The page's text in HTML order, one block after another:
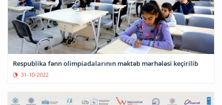
Respublika fənn olimpiadalarının məktəb mərhələsi keçirilib
31-10-2022